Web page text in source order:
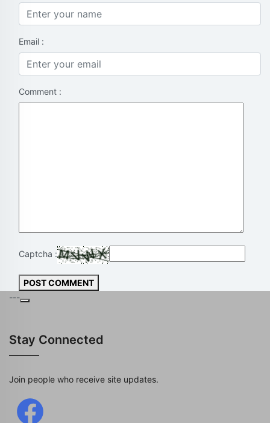
Email :
Comment :
Captcha :
POST COMMENT
---
Stay Connected
Join people who receive site updates.